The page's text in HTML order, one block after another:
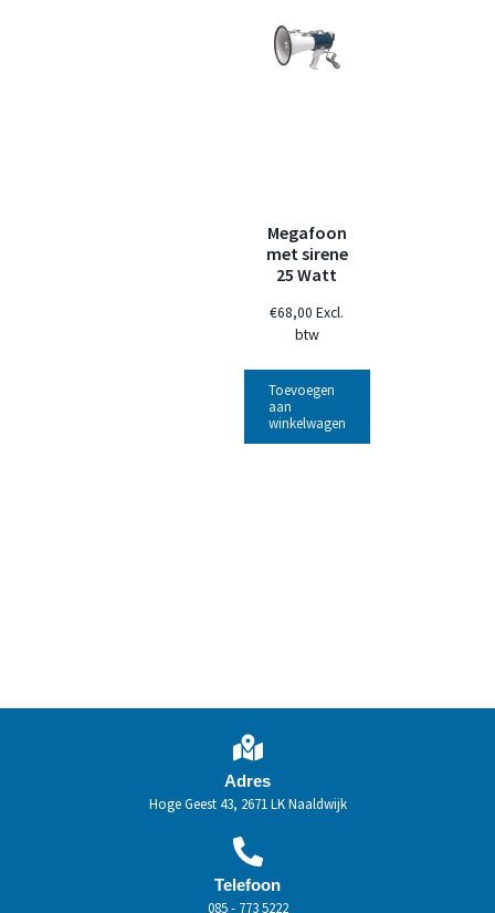
Megafoon
met sirene
25 Watt
€68,00 Excl.
btw
Toevoegen
aan
winkelwagen
Adres
Hoge Geest 43, 2671 LK Naaldwijk
Telefoon
085 - 773 5222